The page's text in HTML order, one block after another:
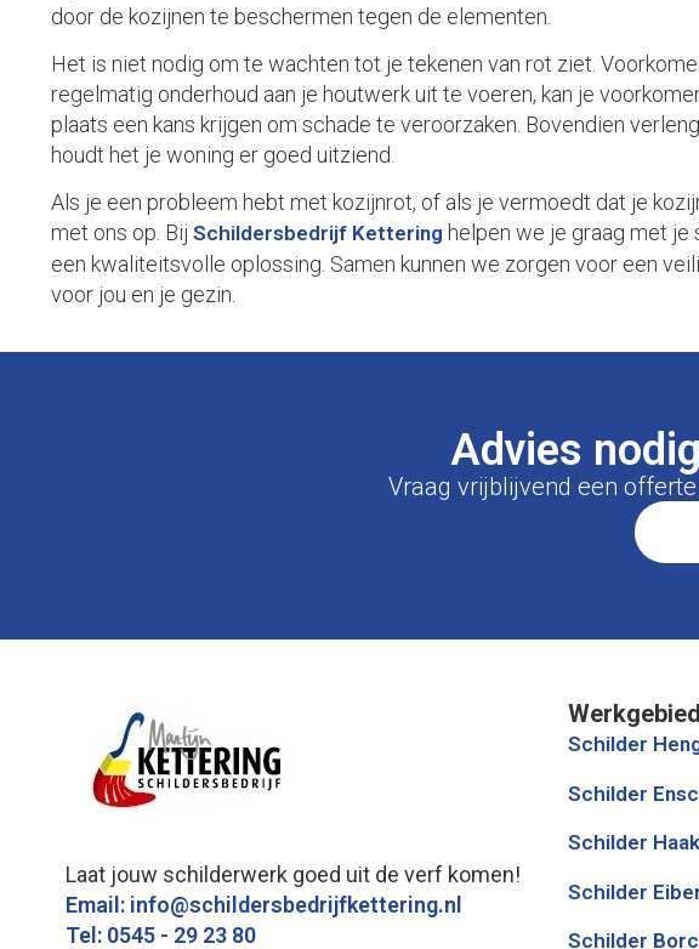
door de kozijnen te beschermen tegen de elementen.
Het is niet nodig om te wachten tot je tekenen van rot ziet.
regelmatig onderhoud aan je houtwerk uit te voeren, kan je
plaats een kans krijgen om schade te veroorzaken. Bovendien
houdt het je woning er goed uitziend.
Als je een probleem hebt met kozijnrot, of als je vermoedt dat je
met ons op. Bij Schildersbedrijf Kettering helpen we je graag met
een kwaliteitsvolle oplossing. Samen kunnen we zorgen voor een
voor jou en je gezin.
Advies
Vraag vrijblijvend een
Laat jouw schilderwerk goed uit de verf komen!
Email: info@schildersbedrijfkettering.nl
Tel: 0545 - 29 23 80
Werkgebied
Schilder
Schilder
Schilder
Schilder
Schilder